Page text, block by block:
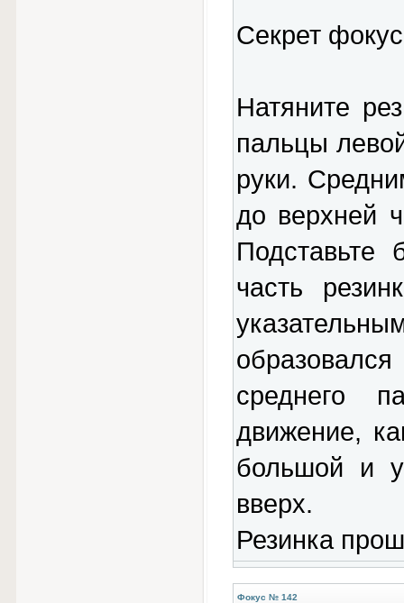
Секрет
Натяните
пальцы
руки.
до верхней
Подставьте
часть
образовался
среднего
движение,
большой и
вверх.
Резинка
Фокус № 142